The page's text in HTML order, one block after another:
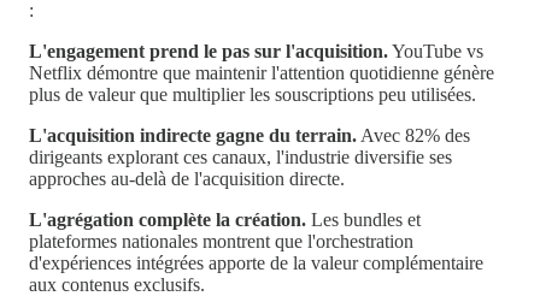
:
L'engagement prend le pas sur l'acquisition.YouTube vs
Netflix démontre que maintenir l'attention quotidienne génère
plus de valeur que multiplier les souscriptions peu utilisées.
L'acquisition indirecte gagne du terrain. Avec 82% des
dirigeants explorant ces canaux, l'industrie diversifie ses
approches au-delà de l'acquisition directe.
L'agrégation complète la création. Les bundles et
plateformes nationales montrent que l'orchestration
d'expériences intégrées apporte de la valeur complémentaire
aux contenus exclusifs.